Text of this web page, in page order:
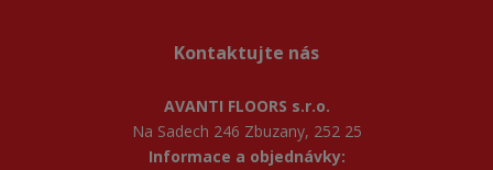
Kontaktujte nás
AVANTI FLOORS s.r.o.
Na Sadech 246 Zbuzany, 252 25
Informace a objednávky: